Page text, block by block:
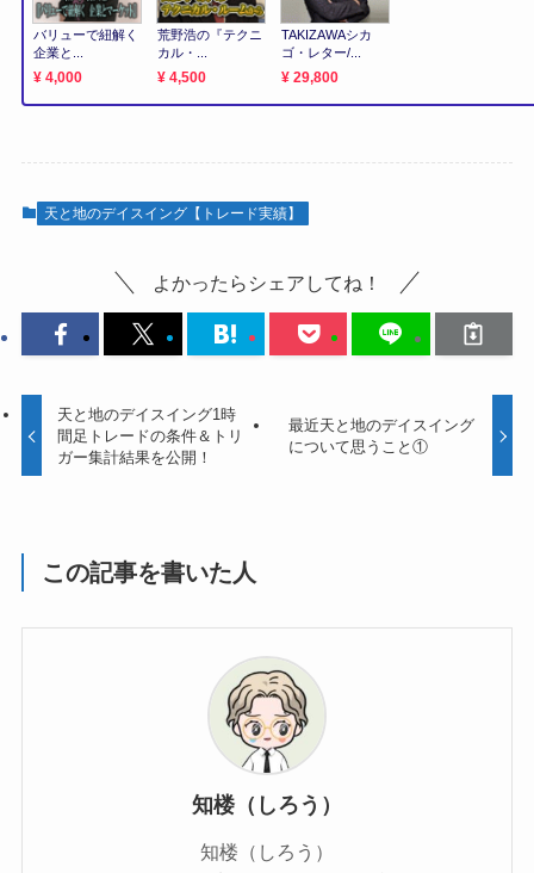
天と地のデイスイング【トレード実績】
よかったらシェアしてね！
天と地のデイスイング1時
間足トレードの条件＆トリ
ガー集計結果を公開！
最近天と地のデイスイング
について思うこと①
この記事を書いた人
知楼（しろう）
知楼（しろう）